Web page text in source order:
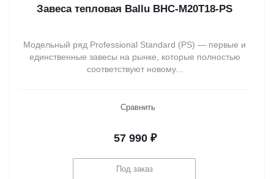
Завеса тепловая Ballu BHC-M20T18-PS
Модельный ряд Professional Standard (PS) — первые и
единственные завесы на рынке, которые полностью
соответствуют новому...
Сравнить
57 990₽
Под заказ